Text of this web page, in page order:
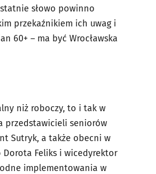
słowo powinno
przekaźnikiem ich uwag i
60+ – ma być Wrocławska
niż roboczy, to i tak w
przedstawicieli seniorów
Sutryk, a także obecni w
Dorota Feliks i wicedyrektor
implementowania w